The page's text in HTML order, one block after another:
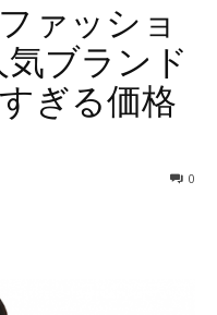
ァッショ
ブランド
ぎる価格
0